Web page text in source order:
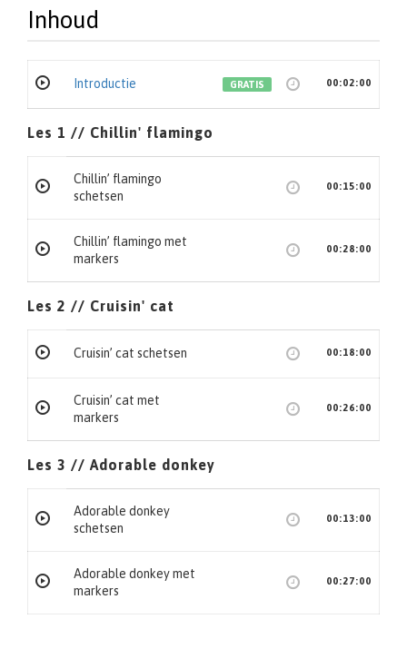
Inhoud
Introductie GRATIS 00:02:00
Les 1 // Chillin' flamingo
Chillin’ flamingo
schetsen
00:15:00
Chillin’ flamingo met
markers
00:28:00
Les 2 // Cruisin' cat
Cruisin’ cat schetsen 00:18:00
Cruisin’ cat met
markers
00:26:00
Les 3 // Adorable donkey
Adorable donkey
schetsen
00:13:00
Adorable donkey met
markers
00:27:00